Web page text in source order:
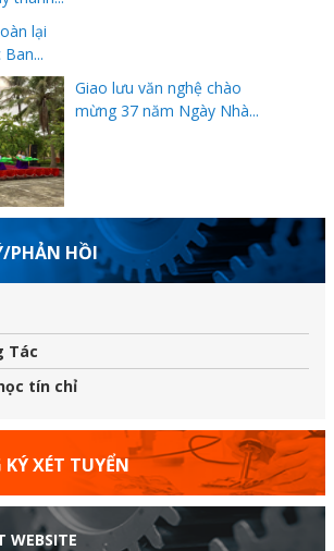
lại
Giao lưu văn nghệ chào
mừng 37 năm Ngày Nhà...
PHẢN HỒI
Tác
tín chỉ
XÉT TUYỂN
WEBSITE